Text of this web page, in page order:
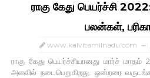
ராகு கேது பெயர்ச்சி
பலன்கள்,
www.kalvitamilnadu.com
ராகு கேது பெயர்ச்சியானது மார்ச்
அளவில் நடைபெறுகிறது. ஒன்றரை